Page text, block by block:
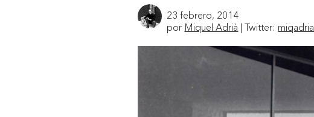
23 febrero, 2014
por Miquel Adrià | Twitter: miqadria